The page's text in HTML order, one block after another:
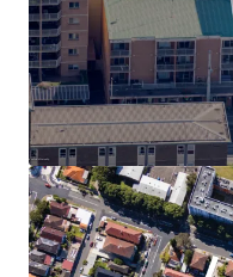
* Approximate
229 Anzac Parade is
Treaty